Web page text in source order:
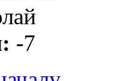
-7